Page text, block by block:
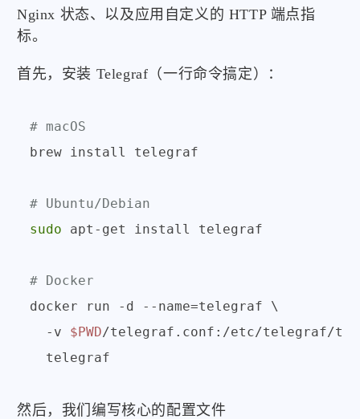
Nginx 状态、以及应用自定义的 HTTP 端点指
标。
首先，安装 Telegraf（一行命令搞定）：
# macOS
brew install telegraf
# Ubuntu/Debian
sudo apt-get install telegraf
# Docker
docker run -d --name=telegraf \
  -v
$PWD/telegraf.conf:/etc/telegraf/
然后，我们编写核心的配置文件